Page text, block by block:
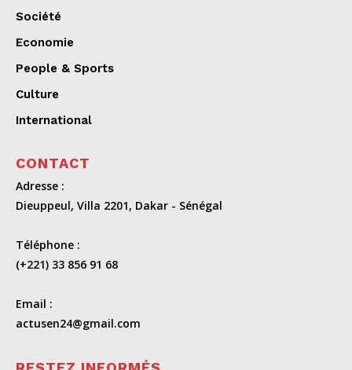
Société
Economie
People & Sports
Culture
International
CONTACT
Adresse :
Dieuppeul, Villa 2201, Dakar - Sénégal
Téléphone :
(+221) 33 856 91 68
Email :
actusen24@gmail.com